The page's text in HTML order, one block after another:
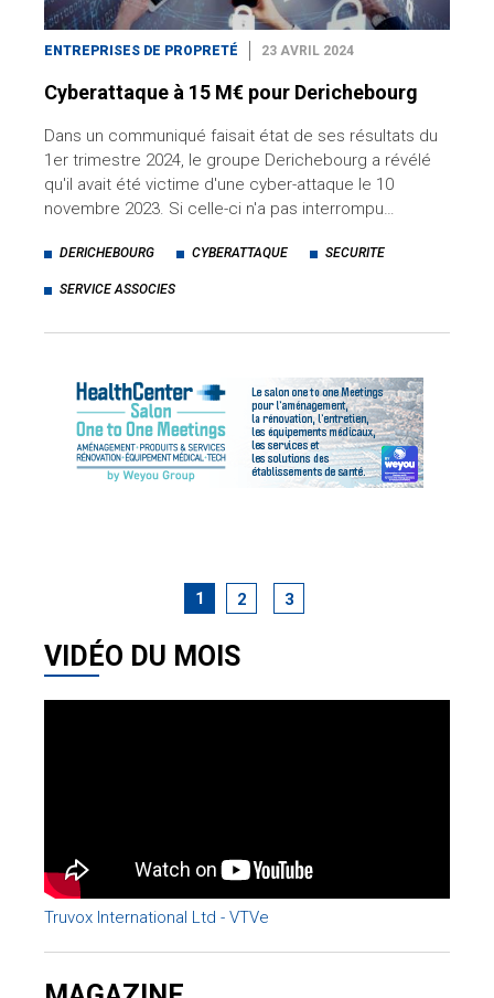
ENTREPRISES DE PROPRETÉ 23 AVRIL 2024
Cyberattaque à 15 M€ pour Derichebourg
Dans un communiqué faisait état de ses résultats du
1er trimestre 2024, le groupe Derichebourg a révélé
qu'il avait été victime d'une cyber-attaque le 10
novembre 2023. Si celle-ci n'a pas interrompu…
DERICHEBOURG CYBERATTAQUE SECURITE
SERVICE ASSOCIES
1 2 3
VIDÉO DU MOIS
Truvox International Ltd - VTVe